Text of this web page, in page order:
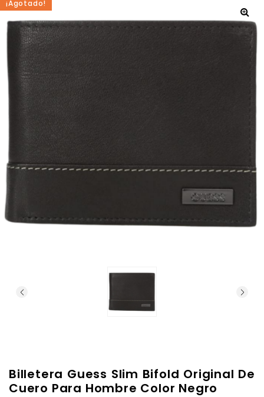
¡Agotado!
Billetera Guess Slim Bifold Original De
Cuero Para Hombre Color Negro